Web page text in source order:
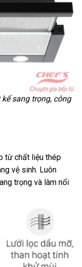
sang trọng, công
từ chất liệu thép
vệ sinh. Luôn
trọng và làm nổi